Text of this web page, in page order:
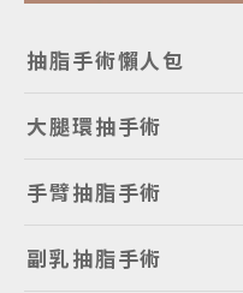
抽脂手術懶人包
大腿環抽手術
手臂抽脂手術
副乳抽脂手術